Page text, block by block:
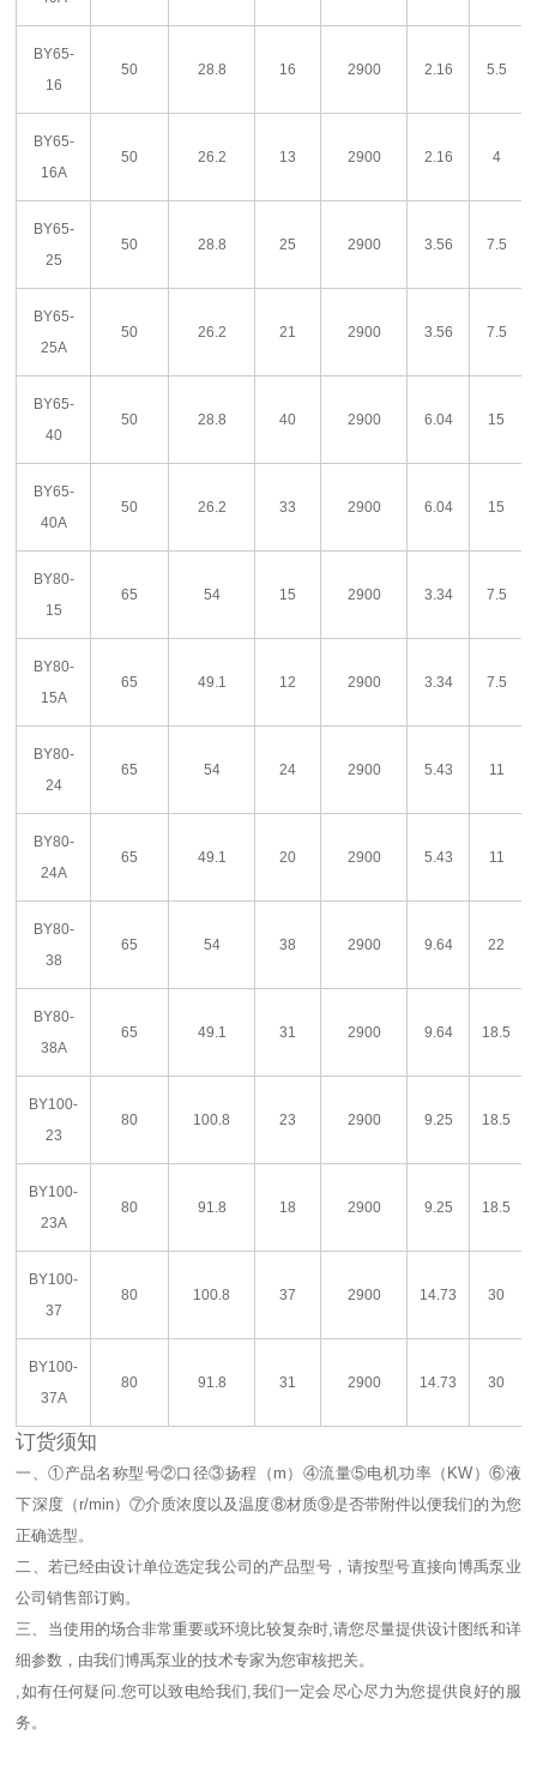
BY65-
16
50 28.8 16 2900 2.16 5.5
BY65-
16A
50 26.2 13 2900 2.16 4
BY65-
25
50 28.8 25 2900 3.56 7.5
BY65-
25A
50 26.2 21 2900 3.56 7.5
BY65-
40
50 28.8 40 2900 6.04 15
BY65-
40A
50 26.2 33 2900 6.04 15
BY80-
15
65 54 15 2900 3.34 7.5
BY80-
15A
65 49.1 12 2900 3.34 7.5
BY80-
24
65 54 24 2900 5.43 11
BY80-
24A
65 49.1 20 2900 5.43 11
BY80-
38
65 54 38 2900 9.64 22
BY80-
38A
65 49.1 31 2900 9.64 18.5
BY100-
23
80 100.8 23 2900 9.25 18.5
BY100-
23A
80 91.8 18 2900 9.25 18.5
BY100-
37
80 100.8 37 2900 14.73 30
BY100-
37A
80 91.8 31 2900 14.73 30
订货须知
一、①产品名称型号②口径③扬程（m）④流量⑤电机功率（KW）⑥液
下深度（r/min）⑦介质浓度以及温度⑧材质⑨是否带附件以便我们的为您
正确选型。
二、若已经由设计单位选定我公司的产品型号，请按型号直接向博禹泵业
公司销售部订购。
三、当使用的场合非常重要或环境比较复杂时,请您尽量提供设计图纸和详
细参数，由我们博禹泵业的技术专家为您审核把关。
,如有任何疑问.您可以致电给我们,我们一定会尽心尽力为您提供良好的服
务。